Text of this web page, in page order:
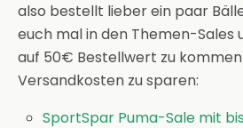
also bestellt lieber ein paar
euch mal in den Themen-Sales
auf 50€ Bestellwert zu
Versandkosten zu sparen:
SportSpar Puma-Sale mit